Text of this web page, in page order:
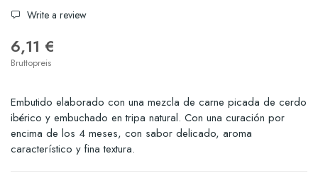
Write a review
6,11 €
Bruttopreis
Embutido elaborado con una mezcla de carne picada de cerdo
ibérico y embuchado en tripa natural. Con una curación por
encima de los 4 meses, con sabor delicado, aroma
característico y fina textura.